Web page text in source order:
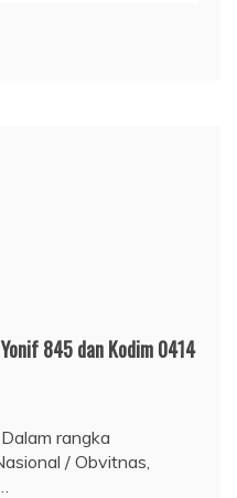
845 dan Kodim 0414
rangka
/ Obvitnas,